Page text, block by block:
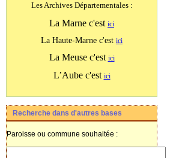
Les Archives Départementales :
La Marne c'est ici
La Haute-Marne c'est ici
La Meuse c'est ici
L’Aube c'est ici
Recherche dans d'autres bases
Paroisse ou commune souhaitée :